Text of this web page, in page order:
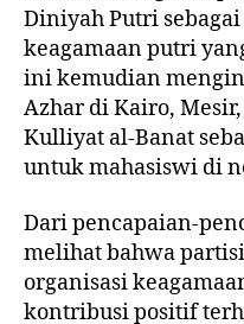
Diniyah Putri
keagamaan putri
ini kemudian
Azhar di Kairo,
Kulliyat al-Banat
untuk mahasiswi di
Dari pencapaian-
melihat bahwa
organisasi
kontribusi positif